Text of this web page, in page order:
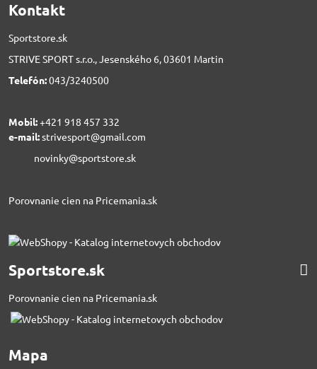
Kontakt
Sportstore.sk
STRIVE SPORT s.r.o., Jesenského 6, 03601 Martin
Telefón:043/3240500
Mobil:+421 918 457 332
e-mail:strivesport@gmail.com
novinky@sportstore.sk
Porovnanie cien na Pricemania.sk
Sportstore.sk
Porovnanie cien na Pricemania.sk
Mapa